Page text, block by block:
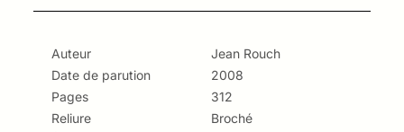
Auteur
Date de parution
Pages
Reliure
Jean Rouch
2008
312
Broché